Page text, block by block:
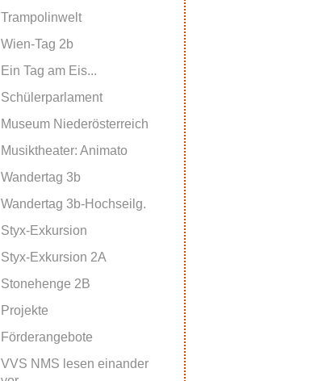
Trampolinwelt
Wien-Tag 2b
Ein Tag am Eis...
Schülerparlament
Museum Niederösterreich
Musiktheater: Animato
Wandertag 3b
Wandertag 3b-Hochseilg.
Styx-Exkursion
Styx-Exkursion 2A
Stonehenge 2B
Projekte
Förderangebote
VVS NMS lesen einander